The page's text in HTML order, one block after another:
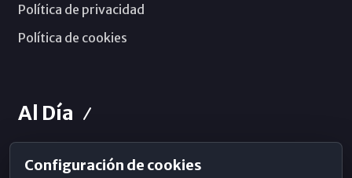
Política de privacidad
Política de cookies
Al Día
Horarios de Misa
Configuración de cookies